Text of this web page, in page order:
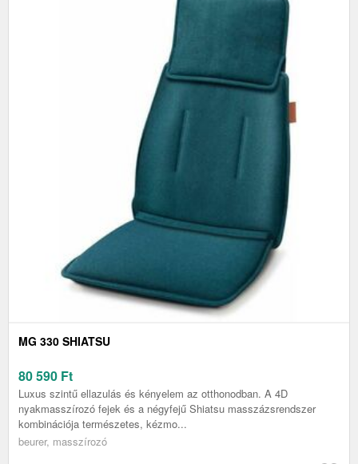
MG 330 SHIATSU
80 590 Ft
Luxus szintű ellazulás és kényelem az otthonodban. A 4D
nyakmasszírozó fejek és a négyfejű Shiatsu masszázsrendszer
kombinációja természetes, kézmo...
beurer, masszírozó